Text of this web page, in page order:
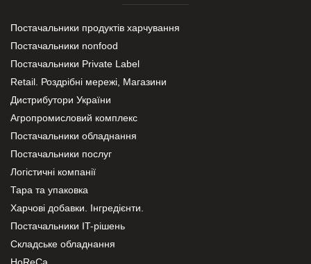
Постачальники продуктів харчування
Постачальники nonfood
Постачальники Private Label
Retail. Роздрібні мережі, Магазини
Дистрибутори України
Агропромисловий комплекс
Постачальники обладнання
Постачальники послуг
Логістичні компанії
Тара та упаковка
Харчові добавки. Інгредієнти.
Постачальники IT-рішень
Складське обладнання